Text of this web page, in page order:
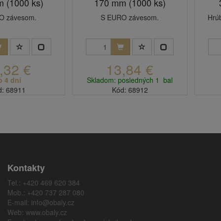
závesom.
€
4 dní
68911
S EURO závesom.
13,84 €
Skladom: posledných 1 bal
Kód: 68912
Kontakty
Tel.: +420 469 620 384
Mob.: +420 737 287 080
E-mail: info@obaly.cz
Web: www.obaly.cz